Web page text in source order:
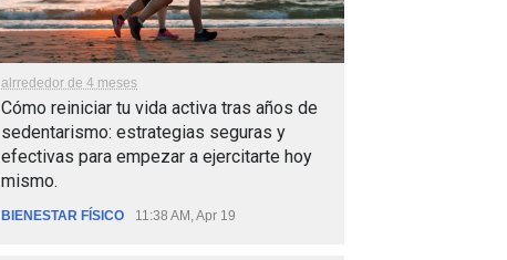
alrrededor de 4 meses
Cómo reiniciar tu vida activa tras años de
sedentarismo: estrategias seguras y
efectivas para empezar a ejercitarte hoy
mismo.
BIENESTAR FÍSICO 11:38 AM, Apr 19